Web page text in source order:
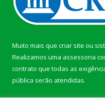
Muito mais que criar site ou
Realizamos uma assessoria
contrato que todas as
pública serão atendidas.